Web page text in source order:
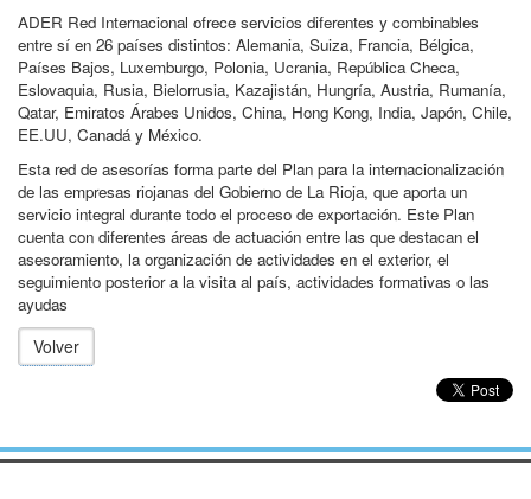
ADER Red Internacional ofrece servicios diferentes y combinables
entre sí en 26 países distintos: Alemania, Suiza, Francia, Bélgica,
Países Bajos, Luxemburgo, Polonia, Ucrania, República Checa,
Eslovaquia, Rusia, Bielorrusia, Kazajistán, Hungría, Austria, Rumanía,
Qatar, Emiratos Árabes Unidos, China, Hong Kong, India, Japón, Chile,
EE.UU, Canadá y México.
Esta red de asesorías forma parte del Plan para la internacionalización
de las empresas riojanas del Gobierno de La Rioja, que aporta un
servicio integral durante todo el proceso de exportación. Este Plan
cuenta con diferentes áreas de actuación entre las que destacan el
asesoramiento, la organización de actividades en el exterior, el
seguimiento posterior a la visita al país, actividades formativas o las
ayudas
Volver